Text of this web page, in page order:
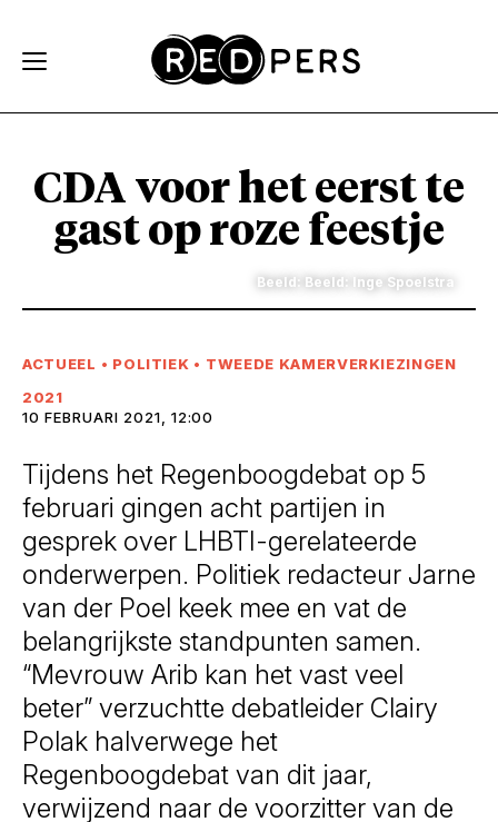
CDA voor het eerst te
gast op roze feestje
Beeld: Beeld: Inge Spoelstra
ACTUEEL • POLITIEK • TWEEDE KAMERVERKIEZINGEN
2021
10 FEBRUARI 2021, 12:00
Tijdens het Regenboogdebat op 5
februari gingen acht partijen in
gesprek over LHBTI-gerelateerde
onderwerpen. Politiek redacteur Jarne
van der Poel keek mee en vat de
belangrijkste standpunten samen.
“Mevrouw Arib kan het vast veel
beter” verzuchtte debatleider Clairy
Polak halverwege het
Regenboogdebat van dit jaar,
verwijzend naar de voorzitter van de